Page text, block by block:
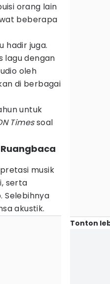
orang lain
beberapa
hadir juga.
lagu dengan
oleh
di berbagai
untuk
Timessoal
musik
serta
Selebihnya
akustik.
Tonton